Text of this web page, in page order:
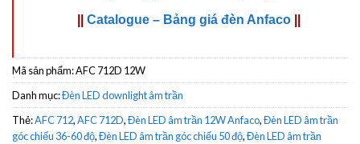
Catalogue – Bảng giá đèn Anfaco
Mã sản phẩm:AFC 712D 12W
Danh mục:Đèn LED downlight âm trần
Thẻ:AFC 712,AFC 712D,Đèn LED âm trần 12W Anfaco,Đèn LED âm trần
góc chiếu 36-60 độ,Đèn LED âm trần góc chiếu 50 độ,Đèn LED âm trần